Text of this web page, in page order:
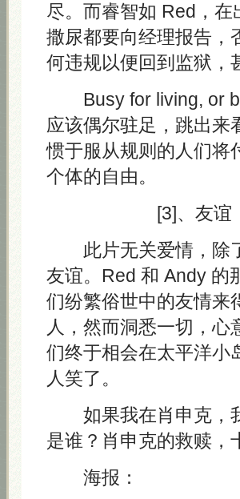
尽。而睿智如 Red，
撒尿都要向经理报告，
何违规以便回到监狱，
Busy for living, or
应该偶尔驻足，跳出来
惯于服从规则的人们将
个体的自由。
[3]、友谊
此片无关爱情，除
友谊。Red 和 Andy 的
们纷繁俗世中的友情来
人，然而洞悉一切，
们终于相会在太平洋小
人笑了。
如果我在肖申克，
是谁？肖申克的救赎，
海报：